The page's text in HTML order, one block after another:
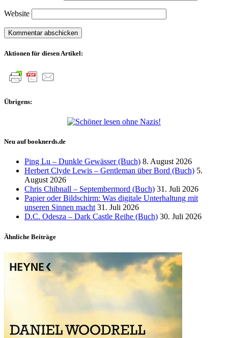
Website
Aktionen für diesen Artikel:
Übrigens:
Neu auf booknerds.de
Ping Lu – Dunkle Gewässer (Buch) 8. August 2026
Herbert Clyde Lewis – Gentleman über Bord (Buch) 5.
August 2026
Chris Chibnall – Septembermord (Buch) 31. Juli 2026
Papier oder Bildschirm: Was digitale Unterhaltung mit
unseren Sinnen macht 31. Juli 2026
D.C. Odesza – Dark Castle Reihe (Buch) 30. Juli 2026
Ähnliche Beiträge